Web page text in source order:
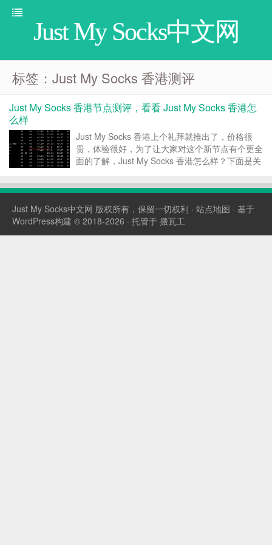
Just My Socks中文网
标签：Just My Socks 香港测评
Just My Socks 香港节点测评，看看 Just My Socks 香港怎
么样
Just My Socks 香港上个礼拜就推出了，价格很
贵，体验很好，为了让大家对这个新节点有个更全
面的了解，Just My Socks 香港怎么样？下面是关
延迟、丢包和速度测试。 一、Just My Socks 香
Just My Socks中文网 版权所有，保留一切权利 · 站点地图 · 基于
WordPress构建 © 2018-2026 · 托管于 搬瓦工